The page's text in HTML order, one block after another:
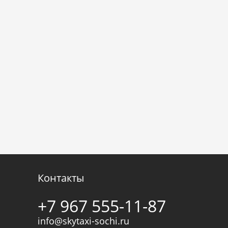
Контакты
+7 967 555-11-87
info@skytaxi-sochi.ru